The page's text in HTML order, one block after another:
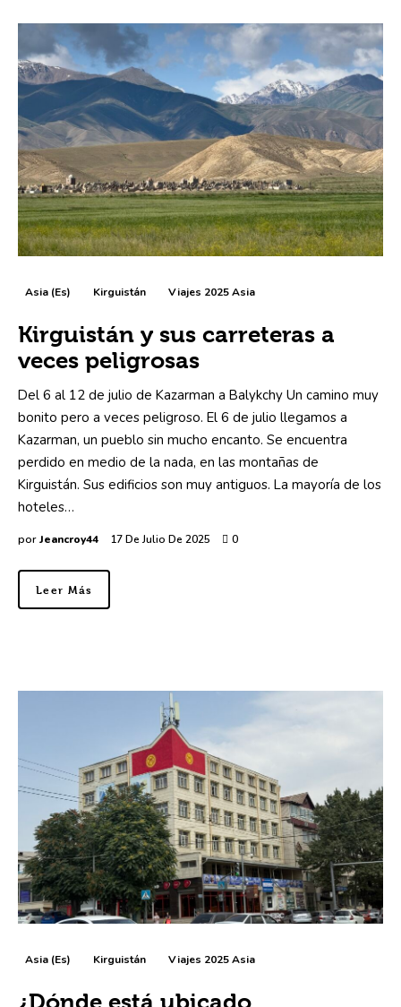
Asia (es) Kirguistán Viajes 2025 Asia
Kirguistán y sus carreteras a
veces peligrosas
Del 6 al 12 de julio de Kazarman a Balykchy Un camino muy
bonito pero a veces peligroso. El 6 de julio llegamos a
Kazarman, un pueblo sin mucho encanto. Se encuentra
perdido en medio de la nada, en las montañas de
Kirguistán. Sus edificios son muy antiguos. La mayoría de los
hoteles…
por Jeancroy44 17 De Julio De 2025 0
Leer Más
Asia (es) Kirguistán Viajes 2025 Asia
¿Dónde está ubicado